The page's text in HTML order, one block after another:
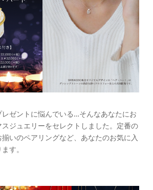
ゼントに悩んでいる…そんなあなたにお
ジュエリーをセレクトしました。定番の
いのペアリングなど、あなたのお気に入
す。